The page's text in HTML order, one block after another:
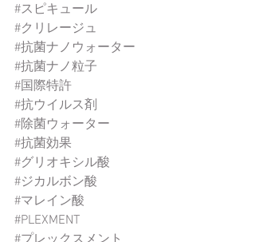
#スピキュール
#クリレージュ
#抗菌ナノウォーター
#抗菌ナノ粒子
#国際特許
#抗ウイルス剤
#除菌ウォーター
#抗菌効果
#グリオキシル酸
#ジカルボン酸
#マレイン酸
#PLEXMENT